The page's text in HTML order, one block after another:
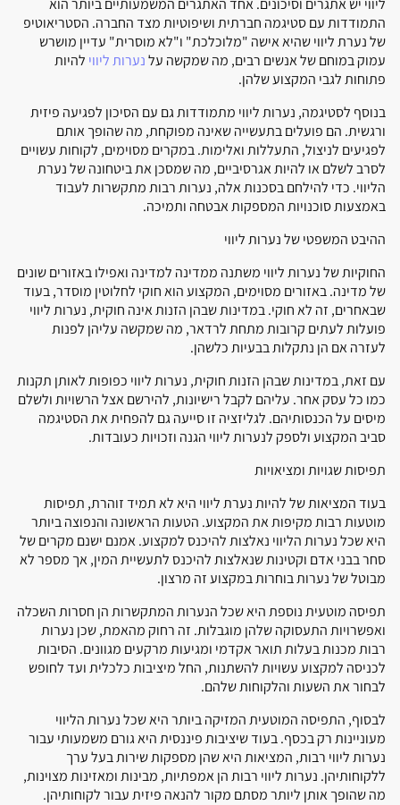
התמודדות עם סטיגמה חברתית ושיפוטיות מצד החברה. הסטריאוטיפ
של נערת ליווי שהיא אישה "מלוכלכת" ו"לא מוסרית" עדיין מושרש
עמוק במוחם של אנשים רבים, מה שמקשה עלנערות ליווי להיות
פתוחות לגבי המקצוע שלהן.
בנוסף לסטיגמה, נערות ליווי מתמודדות גם עם הסיכון לפגיעה פיזית
ורגשית. הם פועלים בתעשייה שאינה מפוקחת, מה שהופך אותם
לפגיעים לניצול, התעללות ואלימות. במקרים מסוימים, לקוחות עשויים
לסרב לשלם או להיות אגרסיביים, מה שמסכן את ביטחונה של נערת
הליווי. כדי להילחם בסכנות אלה, נערות רבות מתקשרות לעבוד
באמצעות סוכנויות המספקות אבטחה ותמיכה.
ההיבט המשפטי של נערות ליווי
החוקיות של נערות ליווי משתנה ממדינה למדינה ואפילו באזורים שונים
של מדינה. באזורים מסוימים, המקצוע הוא חוקי לחלוטין מוסדר, בעוד
שבאחרים, זה לא חוקי. במדינות שבהן הזנות אינה חוקית, נערות ליווי
פועלות לעתים קרובות מתחת לרדאר, מה שמקשה עליהן לפנות
לעזרה אם הן נתקלות בבעיות כלשהן.
עם זאת, במדינות שבהן הזנות חוקית, נערות ליווי כפופות לאותן תקנות
כמו כל עסק אחר. עליהם לקבל רישיונות, להירשם אצל הרשויות ולשלם
מיסים על הכנסותיהם. לגליזציה זו סייעה גם להפחית את הסטיגמה
סביב המקצוע ולספק לנערות ליווי הגנה וזכויות כעובדות.
תפיסות שגויות ומציאויות
בעוד המציאות של להיות נערת ליווי היא לא תמיד זוהרת, תפיסות
מוטעות רבות מקיפות את המקצוע. הטעות הראשונה והנפוצה ביותר
היא שכל נערות הליווי נאלצות להיכנס למקצוע. אמנם ישנם מקרים של
סחר בבני אדם וקטינות שנאלצות להיכנס לתעשיית המין, אך מספר לא
מבוטל של נערות בוחרות במקצוע זה מרצון.
תפיסה מוטעית נוספת היא שכל הנערות המתקשרות הן חסרות השכלה
ואפשרויות התעסוקה שלהן מוגבלות. זה רחוק מהאמת, שכן נערות
רבות מכנות בעלות תואר אקדמי ומגיעות מרקעים מגוונים. הסיבות
לכניסה למקצוע עשויות להשתנות, החל מיציבות כלכלית ועד לחופש
לבחור את השעות והלקוחות שלהם.
לבסוף, התפיסה המוטעית המזיקה ביותר היא שכל נערות הליווי
מעוניינות רק בכסף. בעוד שיציבות פיננסית היא גורם משמעותי עבור
נערות ליווי רבות, המציאות היא שהן מספקות שירות בעל ערך
ללקוחותיהן. נערות ליווי רבות הן אמפתיות, מבינות ומאזינות מצוינות,
מה שהופך אותן ליותר מסתם מקור להנאה פיזית עבור לקוחותיהן.